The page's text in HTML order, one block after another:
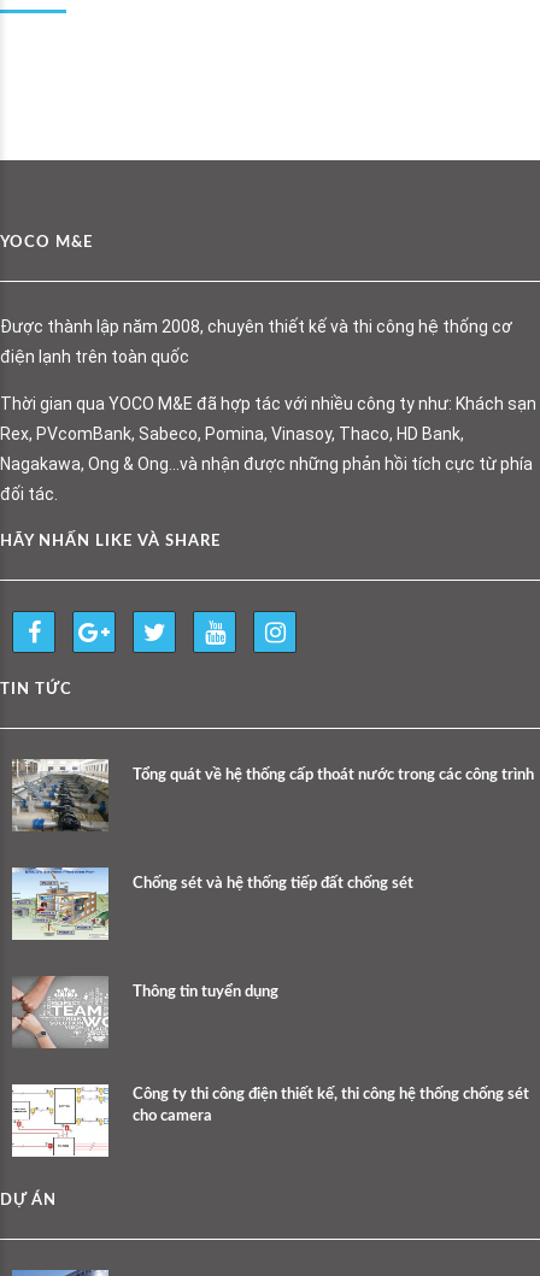
YOCO M&E
Được thành lập năm 2008, chuyên thiết kế và thi công hệ thống cơ
điện lạnh trên toàn quốc
Thời gian qua YOCO M&E đã hợp tác với nhiều công ty như: Khách sạn
Rex, PVcomBank, Sabeco, Pomina, Vinasoy, Thaco, HD Bank,
Nagakawa, Ong & Ong…và nhận được những phản hồi tích cực từ phía
đối tác.
HÃY NHẤN LIKE VÀ SHARE
TIN TỨC
Tổng quát về hệ thống cấp thoát nước trong các công trình
Chống sét và hệ thống tiếp đất chống sét
Thông tin tuyển dụng
Công ty thi công điện thiết kế, thi công hệ thống chống sét
cho camera
DỰ ÁN